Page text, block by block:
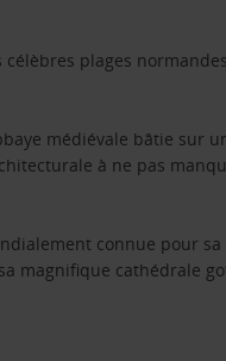
plages
médiévale bâtie
à ne pas
connue pour
magnifique cathédrale